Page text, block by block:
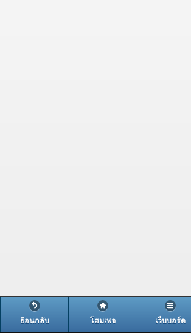
ย้อนกลับ โฮมเพจ เว็บบอร์ด